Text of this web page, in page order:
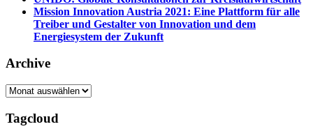
Mission Innovation Austria 2021: Eine Plattform für alle
Treiber und Gestalter von Innovation und dem
Energiesystem der Zukunft
Archive
Archive
Tagcloud